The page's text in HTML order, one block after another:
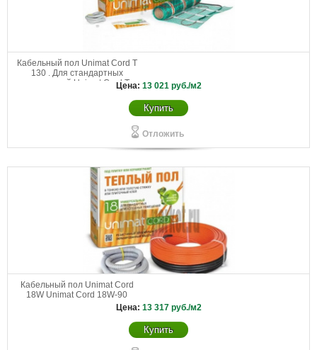
Кабельный пол Unimat Cord T
130 . Для стандартных
помещений Unimat Cord ТЦена: 13 021 руб./м2
Купить
Отложить
Кабельный пол Unimat Cord
18W Unimat Cord 18W-90
Цена: 13 317 руб./м2
Купить